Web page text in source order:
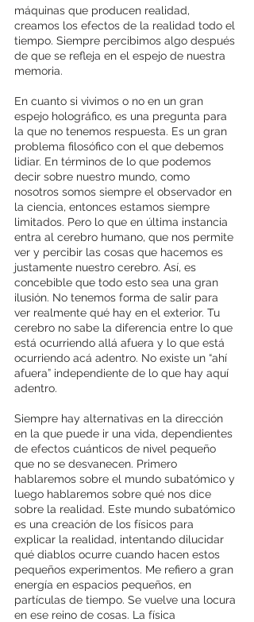
máquinas que producen realidad,
creamos los efectos de la realidad todo el
tiempo. Siempre percibimos algo después
de que se refleja en el espejo de nuestra
memoria.
En cuanto si vivimos o no en un gran
espejo holográfico, es una pregunta para
la que no tenemos respuesta. Es un gran
problema filosófico con el que debemos
lidiar. En términos de lo que podemos
decir sobre nuestro mundo, como
nosotros somos siempre el observador en
la ciencia, entonces estamos siempre
limitados. Pero lo que en última instancia
entra al cerebro humano, que nos permite
ver y percibir las cosas que hacemos es
justamente nuestro cerebro. Así, es
concebible que todo esto sea una gran
ilusión. No tenemos forma de salir para
ver realmente qué hay en el exterior. Tu
cerebro no sabe la diferencia entre lo que
está ocurriendo allá afuera y lo que está
ocurriendo acá adentro. No existe un “ahí
afuera” independiente de lo que hay aquí
adentro.
Siempre hay alternativas en la dirección
en la que puede ir una vida, dependientes
de efectos cuánticos de nivel pequeño
que no se desvanecen. Primero
hablaremos sobre el mundo subatómico y
luego hablaremos sobre qué nos dice
sobre la realidad. Este mundo subatómico
es una creación de los físicos para
explicar la realidad, intentando dilucidar
qué diablos ocurre cuando hacen estos
pequeños experimentos. Me refiero a gran
energía en espacios pequeños, en
partículas de tiempo. Se vuelve una locura
en ese reino de cosas. La física